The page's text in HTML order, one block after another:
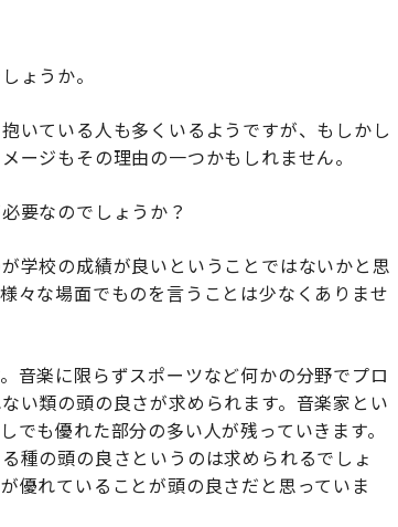
ょうか。
いている人も多くいるようですが、もしかし
ージもその理由の一つかもしれません。
要なのでしょうか？
学校の成績が良いということではないかと思
々な場面でものを言うことは少なくありませ
音楽に限らずスポーツなど何かの分野でプロ
い類の頭の良さが求められます。音楽家とい
も優れた部分の多い人が残っていきます。
種の頭の良さというのは求められるでしょ
優れていることが頭の良さだと思っていま